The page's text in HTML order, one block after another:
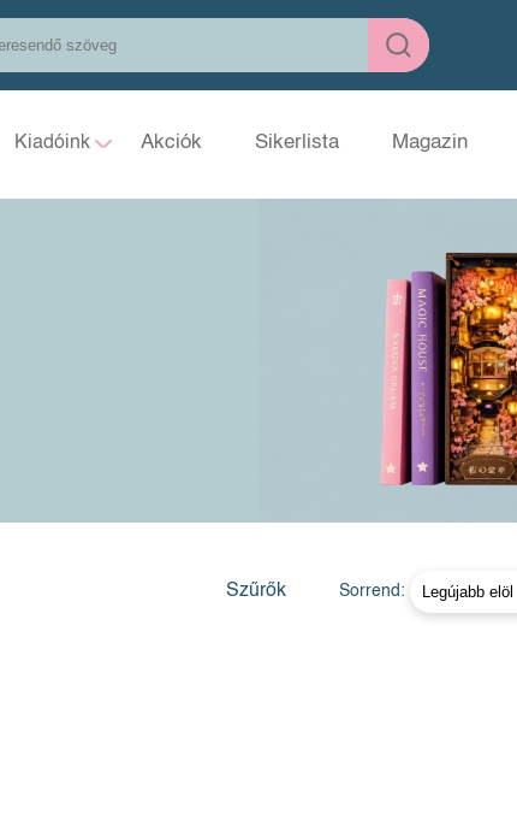
Kiadóink Akciók Sikerlista Magazin
Szűrők Sorrend: